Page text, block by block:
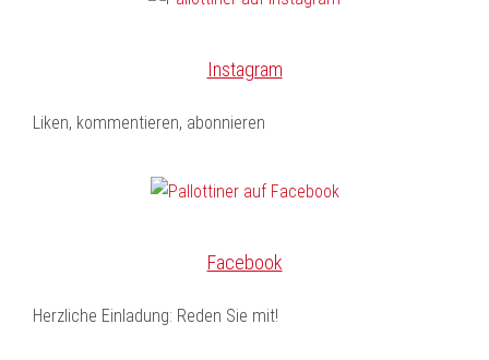
Instagram
Liken, kommentieren, abonnieren
Facebook
Herzliche Einladung: Reden Sie mit!